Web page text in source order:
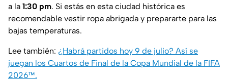
a la 1:30 pm. Si estás en esta ciudad histórica es
recomendable vestir ropa abrigada y prepararte para las
bajas temperaturas.
Lee también: ¿Habrá partidos hoy 9 de julio? Así se
juegan los Cuartos de Final de la Copa Mundial de la FIFA
2026™.